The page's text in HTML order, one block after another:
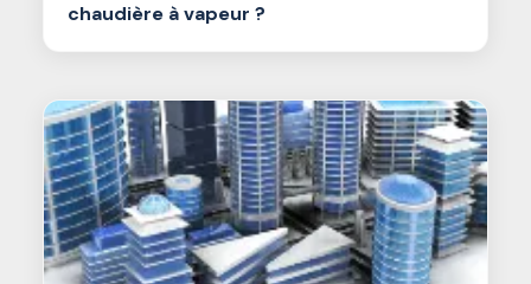
chaudière à vapeur ?